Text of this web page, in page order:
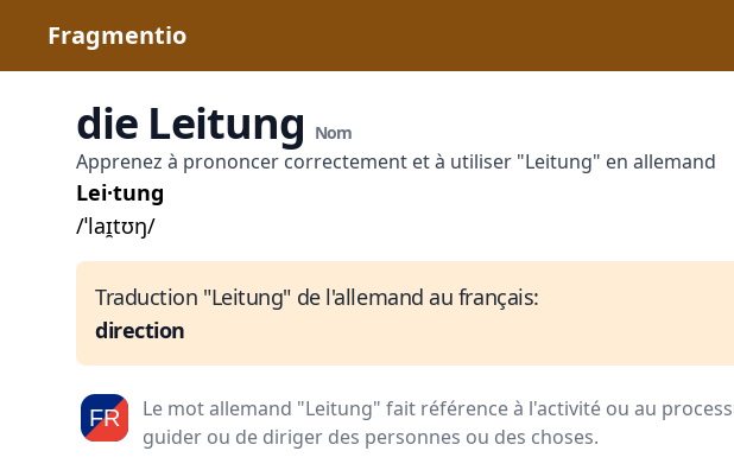
Fragmentio
die Leitung Nom
Apprenez à prononcer correctement et à utiliser "Leitung" en allemand
Lei·tung
/ˈlaɪ̯tʊŋ/
Traduction "Leitung" de l'allemand au français:
direction
Le mot allemand "Leitung" fait référence à l'activité ou au
guider ou de diriger des personnes ou des choses.